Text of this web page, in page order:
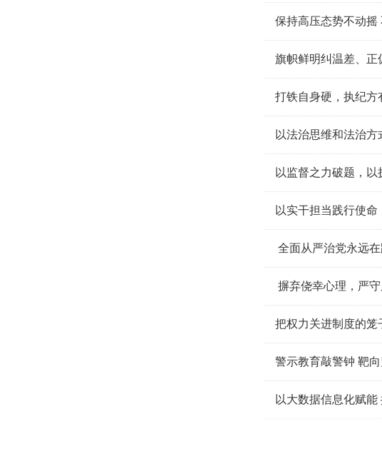
保持高压态势不动摇
旗帜鲜明纠温差、正
打铁自身硬，执纪方
以法治思维和法治方
以监督之力破题，以
以实干担当践行使命
全面从严治党永远在
摒弃侥幸心理，严守
把权力关进制度的笼
警示教育敲警钟 靶
以大数据信息化赋